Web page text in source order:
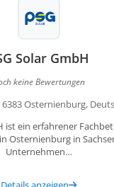
Solar GmbH
keine Bewertungen
Osternienburg,
ist ein erfahrener
Osternienburg in
Unternehmen…